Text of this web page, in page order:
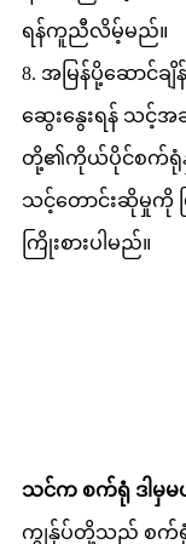
ရန်ကူညီလိမ့်မည်။
8. အမြန်ပို့ဆောင်
ဆွေးနွေးရန် သင့်
တို့၏ကိုယ်ပိုင်စက်ရုံ
သင့်တောင်းဆိုမှုကို
ကြိုးစားပါမည်။
သင်က စက်ရုံ ဒါမှ
ကျွန်ုပ်တို့သည် စက်ရုံတစ်